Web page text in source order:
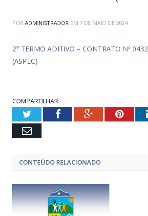
POR ADMINISTRADOR EM 7 DE MAIO DE 2024
2° TERMO ADITIVO – CONTRATO Nº
(ASPEC)
COMPARTILHAR:
TwitterFacebookGoogle+
Email
CONTEÚDO RELACIONADO